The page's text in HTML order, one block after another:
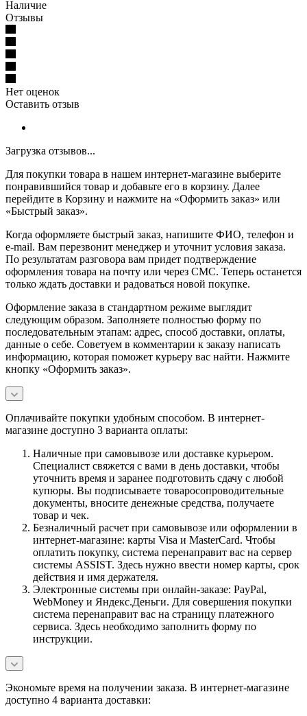
Наличие
Отзывы
Нет оценок
Оставить отзыв
Загрузка отзывов...
Для покупки товара в нашем интернет-магазине выберите
понравившийся товар и добавьте его в корзину. Далее
перейдите в Корзину и нажмите на «Оформить заказ» или
«Быстрый заказ».
Когда оформляете быстрый заказ, напишите ФИО, телефон и
e-mail. Вам перезвонит менеджер и уточнит условия заказа.
По результатам разговора вам придет подтверждение
оформления товара на почту или через СМС. Теперь останется
только ждать доставки и радоваться новой покупке.
Оформление заказа в стандартном режиме выглядит
следующим образом. Заполняете полностью форму по
последовательным этапам: адрес, способ доставки, оплаты,
данные о себе. Советуем в комментарии к заказу написать
информацию, которая поможет курьеру вас найти. Нажмите
кнопку «Оформить заказ».
Оплачивайте покупки удобным способом. В интернет-
магазине доступно 3 варианта оплаты:
Наличные при самовывозе или доставке курьером.
Специалист свяжется с вами в день доставки, чтобы
уточнить время и заранее подготовить сдачу с любой
купюры. Вы подписываете товаросопроводительные
документы, вносите денежные средства, получаете
товар и чек.
Безналичный расчет при самовывозе или оформлении в
интернет-магазине: карты Visa и MasterCard. Чтобы
оплатить покупку, система перенаправит вас на сервер
системы ASSIST. Здесь нужно ввести номер карты, срок
действия и имя держателя.
Электронные системы при онлайн-заказе: PayPal,
WebMoney и Яндекс.Деньги. Для совершения покупки
система перенаправит вас на страницу платежного
сервиса. Здесь необходимо заполнить форму по
инструкции.
Экономьте время на получении заказа. В интернет-магазине
доступно 4 варианта доставки: